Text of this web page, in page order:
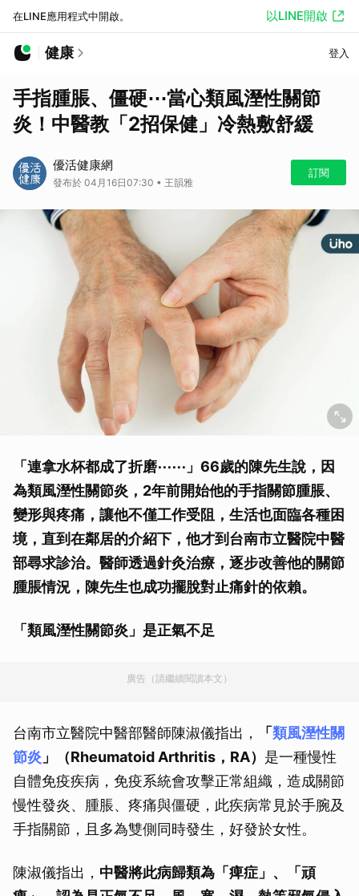
在LINE應用程式中開啟。 以LINE開啟
健康 登入
手指腫脹、僵硬⋯當心類風溼性關節
炎！中醫教「2招保健」冷熱敷舒緩
優活健康網
發布於 04月16日07:30 • 王韻雅
訂閱
「連拿水杯都成了折磨⋯⋯」66歲的陳先生說，因
為類風溼性關節炎，2年前開始他的手指關節腫脹、
變形與疼痛，讓他不僅工作受阻，生活也面臨各種困
境，直到在鄰居的介紹下，他才到台南市立醫院中醫
部尋求診治。醫師透過針灸治療，逐步改善他的關節
腫脹情況，陳先生也成功擺脫對止痛針的依賴。
「類風溼性關節炎」是正氣不足
廣告（請繼續閱讀本文）
台南市立醫院中醫部醫師陳淑儀指出， 「 類風溼性關
節炎 」（Rheumatoid Arthritis，RA） 是一種慢性
自體免疫疾病，免疫系統會攻擊正常組織，造成關節
慢性發炎、腫脹、疼痛與僵硬，此疾病常見於手腕及
手指關節，且多為雙側同時發生，好發於女性。
陳淑儀指出， 中醫將此病歸類為「痺症」、「頑